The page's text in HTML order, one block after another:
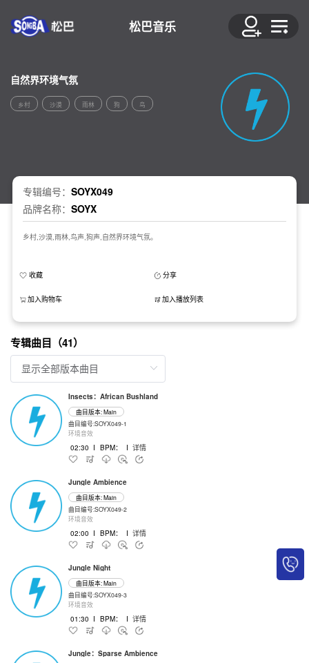
松巴音乐
自然界环境气氛
乡村 沙漠 雨林 狗 鸟
专辑编号： SOYX049
品牌名称： SOYX
乡村,沙漠,雨林,鸟声,狗声,自然界环境气氛。
收藏 分享
加入购物车 加入播放列表
专辑曲目（41）
Insects：African Bushland
曲目版本: Main
曲目编号:SOYX049-1
环境音效
02:30 I BPM： I 详情
Jungle Ambience
曲目版本: Main
曲目编号:SOYX049-2
环境音效
02:00 I BPM： I 详情
Jungle Night
曲目版本: Main
曲目编号:SOYX049-3
环境音效
01:30 I BPM： I 详情
Jungle：Sparse Ambience